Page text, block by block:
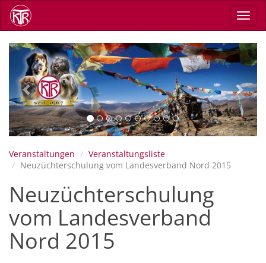
Direkt
zum
Inhalt
Previous Next
Veranstaltungen
Veranstaltungsliste
Neuzüchterschulung vom Landesverband Nord 2015
Neuzüchterschulung
vom Landesverband
Nord 2015